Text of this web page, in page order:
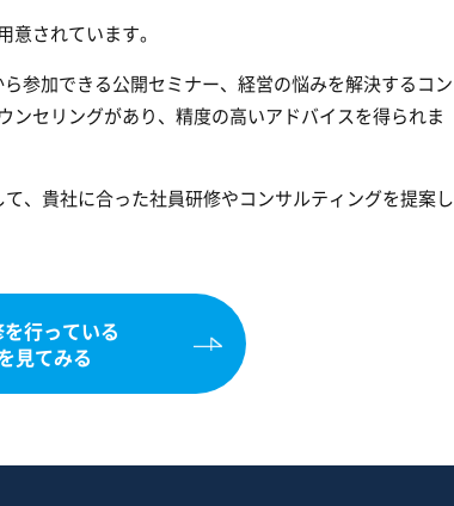
されています。
参加できる公開セミナー、経営の悩みを解決するコン
セリングがあり、精度の高いアドバイスを得られま
、貴社に合った社員研修やコンサルティングを提案し
行っている
見てみる